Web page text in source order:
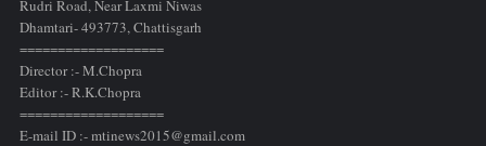
Rudri Road, Near Laxmi Niwas
Dhamtari- 493773,Chattisgarh
===================
Director :- M.Chopra
Editor :- R.K.Chopra
===================
E-mail ID :- mtinews2015@gmail.com